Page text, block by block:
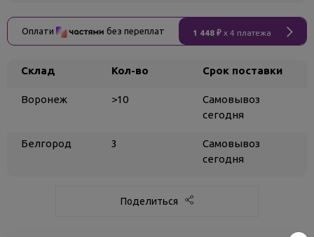
Оплати без переплат 1 448 ₽ x 4 платежа
Склад Кол-во Срок поставки
Воронеж >10
Самовывоз
сегодня
Белгород 3
Самовывоз
сегодня
Поделиться